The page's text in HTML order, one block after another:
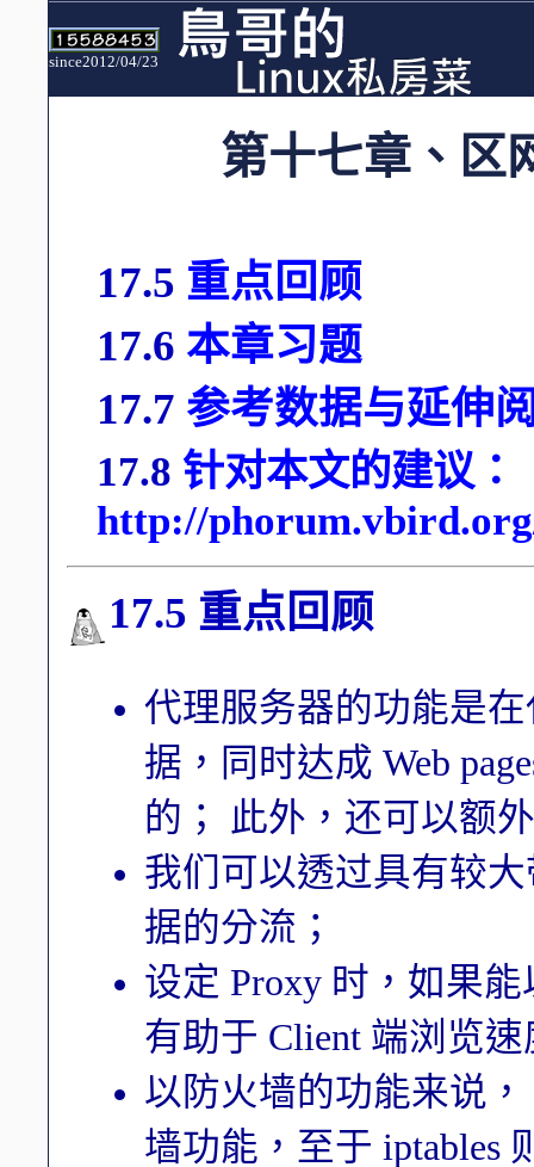
since2012/04/23
第十七章、区
17.5 重点回顾
17.6 本章习题
17.7 参考数据与延伸
17.8 针对本文的建议：
http://
17.5 重点回顾
代理服务器的功能是在
据，同时达成 Web
的； 此外，还可以额
我们可以透过具有较
据的分流；
设定 Proxy 时，如果
有助于 Client 端浏览
以防火墙的功能来说
墙功能，至于 iptables